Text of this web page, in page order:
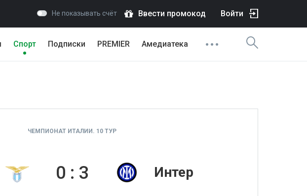
Не показывать счёт Ввести промокод Войти
Спорт Подписки PREMIER Амедиатека
ЧЕМПИОНАТ ИТАЛИИ. 10 ТУР
Интер
0 : 3